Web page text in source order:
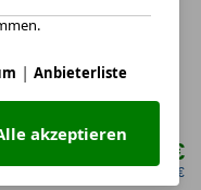
plus 360
769,00 €
netto mtl. 646,22 €
| Anbieterliste
akzeptieren